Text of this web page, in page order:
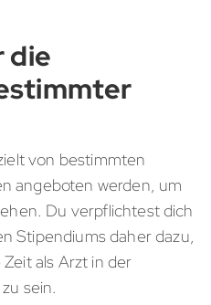
die
von bestimmten
angeboten werden, um
Du verpflichtest dich
Stipendiums daher dazu,
als Arzt in der
sein.